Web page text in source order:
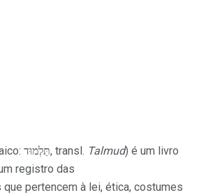
(em hebraico: תַּלְמוּד, transl. Talmud) é um livro
registro das
pertencem à lei, ética, costumes